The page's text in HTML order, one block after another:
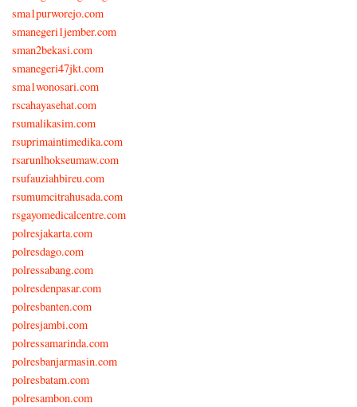
sma1purworejo.com
smanegeri1jember.com
sman2bekasi.com
smanegeri47jkt.com
sma1wonosari.com
rscahayasehat.com
rsumalikasim.com
rsuprimaintimedika.com
rsarunlhokseumaw.com
rsufauziahbireu.com
rsumumcitrahusada.com
rsgayomedicalcentre.com
polresjakarta.com
polresdago.com
polressabang.com
polresdenpasar.com
polresbanten.com
polresjambi.com
polressamarinda.com
polresbanjarmasin.com
polresbatam.com
polresambon.com